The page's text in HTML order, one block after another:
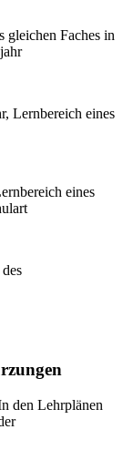
gleichen Faches in
Lernbereich eines
eines
den Lehrplänen